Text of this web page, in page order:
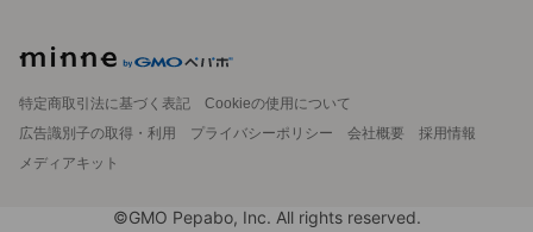
特定商取引法に基づく表記
Cookieの使用について
広告識別子の取得・利用
プライバシーポリシー 会社概要
採用情報
メディアキット
©GMO Pepabo, Inc. All rights reserved.